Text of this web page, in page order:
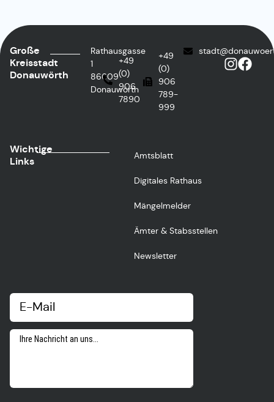
Große
Kreisstadt
Donauwörth
Rathausgasse
1
86609
Donauwörth
+49
(0)
906
7890
+49
(0)
906
789-
999
Wichtige
Links
Amtsblatt
Digitales Rathaus
Mängelmelder
Ämter & Stabsstellen
Newsletter